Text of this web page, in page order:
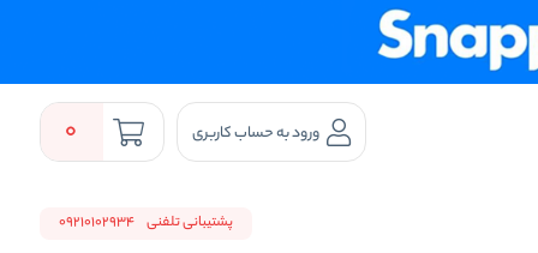
ورود به حساب کاربری 0
پشتیبانی تلفنی 09210102934